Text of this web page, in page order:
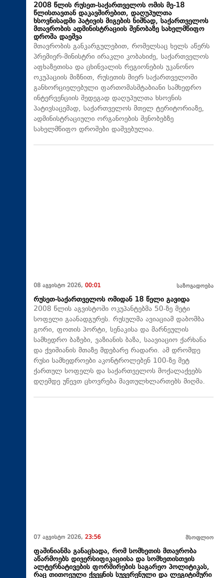
2008 წლის რუსეთ-საქართველოს ომის მე-18
წლისთავთან დაკავშირებით, დაღუპულთა
ხსოვნისადმი პატივის მიგების ნიშნად, საქართველოს
მთავრობის ადმინისტრაციის შენობაზე სახელმწიფო
დროშა დაეშვა
მთავრობის განკარგულებით, რომელსაც ხელს აწერს
პრემიერ-მინისტრი ირაკლი კობახიძე, საქართველოს
აფხაზეთისა და ცხინვალის რეგიონების უკანონო
ოკუპაციის მიზნით, რუსეთის მიერ საქართველოში
განხორციელებული ფართომასშტაბიანი სამხედრო
ინტერვენციის შედეგად დაღუპულთა ხსოვნის
პატივსაცემად, საქართველოს მთელ ტერიტორიაზე,
ადმინისტრაციული ორგანოების შენობებზე
სახელმწიფო დროშები დაშვებულია.
08 აგვისტო 2026, 00:01 საზოგადოება
რუსეთ-საქართველოს ომიდან 18 წელი გავიდა
2008 წლის აგვისტოში ოკუპანტებმა 50-ზე მეტი
სოფელი გაანადგურეს. რუსულმა ავიაციამ დაბომბა
გორი, ფოთის პორტი, სენაკისა და მარნეულის
სამხედრო ბაზები, ვაზიანის ბაზა, საავიაციო ქარხანა
და ქვიშიანის მთაზე მდებარე რადარი. ამ დრომდე
რუსი სამხედროები აკონტროლებენ 100-ზე მეტ
ქართულ სოფელს და საქართველოს მოქალაქეებს
დღემდე უწევთ ცხოვრება მავთულხლართებს მიღმა.
07 აგვისტო 2026, 23:56 მსოფლიო
ფაშინიანმა განაცხადა, რომ სომხეთის მთავრობა
აწარმოებს დივერსიფიკაციისა და სომხეთისთვის
ალტერნატივების ფორმირების საგარეო პოლიტიკას,
რაც თითოეული ქვეყნის სუვერენული და ლეგიტიმური